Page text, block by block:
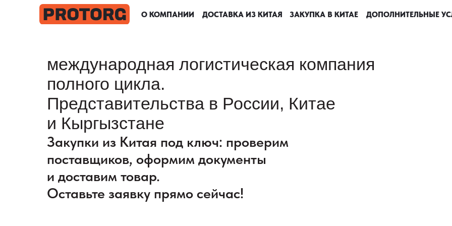
ДОПОЛНИТЕЛЬНЫЕ
О КОМПАНИИ ДОСТАВКА ИЗ КИТАЯ ЗАКУПКА В КИТАЕ ДОПОЛНИТЕЛЬНЫЕ
О КОМПАНИИ ДОСТАВКА ИЗ КИТАЯ ЗАКУПКА В КИТАЕ
международная логистическая компания
полного цикла.
Представительства в России, Китае
и Кыргызстане
Закупки из Китая под ключ: проверим
поставщиков, оформим документы
и доставим товар.
Оставьте заявку прямо сейчас!
ДОПОЛНИТЕЛЬНЫЕ
О КОМПАНИИ ДОСТАВКА ИЗ КИТАЯ ЗАКУПКА В КИТАЕ ДОПОЛНИТЕЛЬНЫЕ
О КОМПАНИИ ДОСТАВКА ИЗ КИТАЯ ЗАКУПКА В КИТАЕ